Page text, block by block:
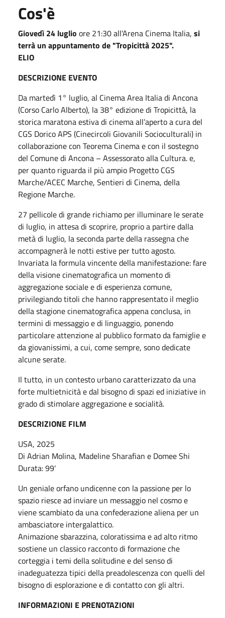
Cos'è
Giovedì 24 luglio ore 21:30 all'Arena Cinema Italia, si
terrà un appuntamento de "Tropicittà 2025".
ELIO
DESCRIZIONE EVENTO
Da martedì 1° luglio, al Cinema Area Italia di Ancona
(Corso Carlo Alberto), la 38° edizione di Tropicittà, la
storica maratona estiva di cinema all’aperto a cura del
CGS Dorico APS (Cinecircoli Giovanili Socioculturali) in
collaborazione con Teorema Cinema e con il sostegno
del Comune di Ancona – Assessorato alla Cultura. e,
per quanto riguarda il più ampio Progetto CGS
Marche/ACEC Marche, Sentieri di Cinema, della
Regione Marche.
27 pellicole di grande richiamo per illuminare le serate
di luglio, in attesa di scoprire, proprio a partire dalla
metà di luglio, la seconda parte della rassegna che
accompagnerà le notti estive per tutto agosto.
Invariata la formula vincente della manifestazione: fare
della visione cinematografica un momento di
aggregazione sociale e di esperienza comune,
privilegiando titoli che hanno rappresentato il meglio
della stagione cinematografica appena conclusa, in
termini di messaggio e di linguaggio, ponendo
particolare attenzione al pubblico formato da famiglie e
da giovanissimi, a cui, come sempre, sono dedicate
alcune serate.
Il tutto, in un contesto urbano caratterizzato da una
forte multietnicità e dal bisogno di spazi ed iniziative in
grado di stimolare aggregazione e socialità.
DESCRIZIONE FILM
USA, 2025
Di Adrian Molina, Madeline Sharafian e Domee Shi
Durata: 99'
Un geniale orfano undicenne con la passione per lo
spazio riesce ad inviare un messaggio nel cosmo e
viene scambiato da una confederazione aliena per un
ambasciatore intergalattico.
Animazione sbarazzina, coloratissima e ad alto ritmo
sostiene un classico racconto di formazione che
corteggia i temi della solitudine e del senso di
inadeguatezza tipici della preadolescenza con quelli del
bisogno di esplorazione e di contatto con gli altri.
INFORMAZIONI E PRENOTAZIONI